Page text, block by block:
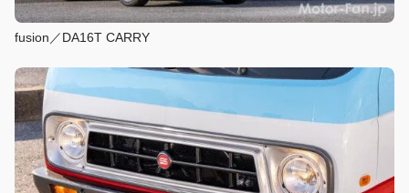
fusion／DA16T CARRY